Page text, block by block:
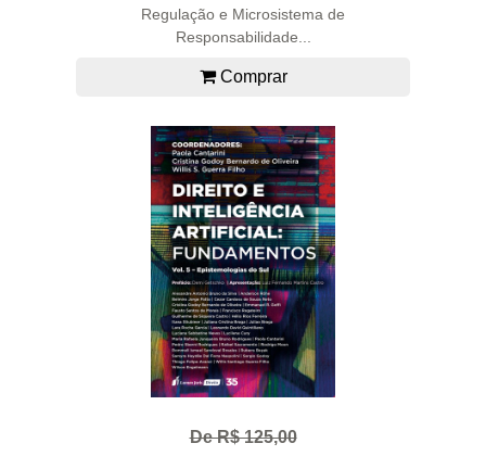
Regulação e Microsistema de
Responsabilidade...
Comprar
De R$ 125,00